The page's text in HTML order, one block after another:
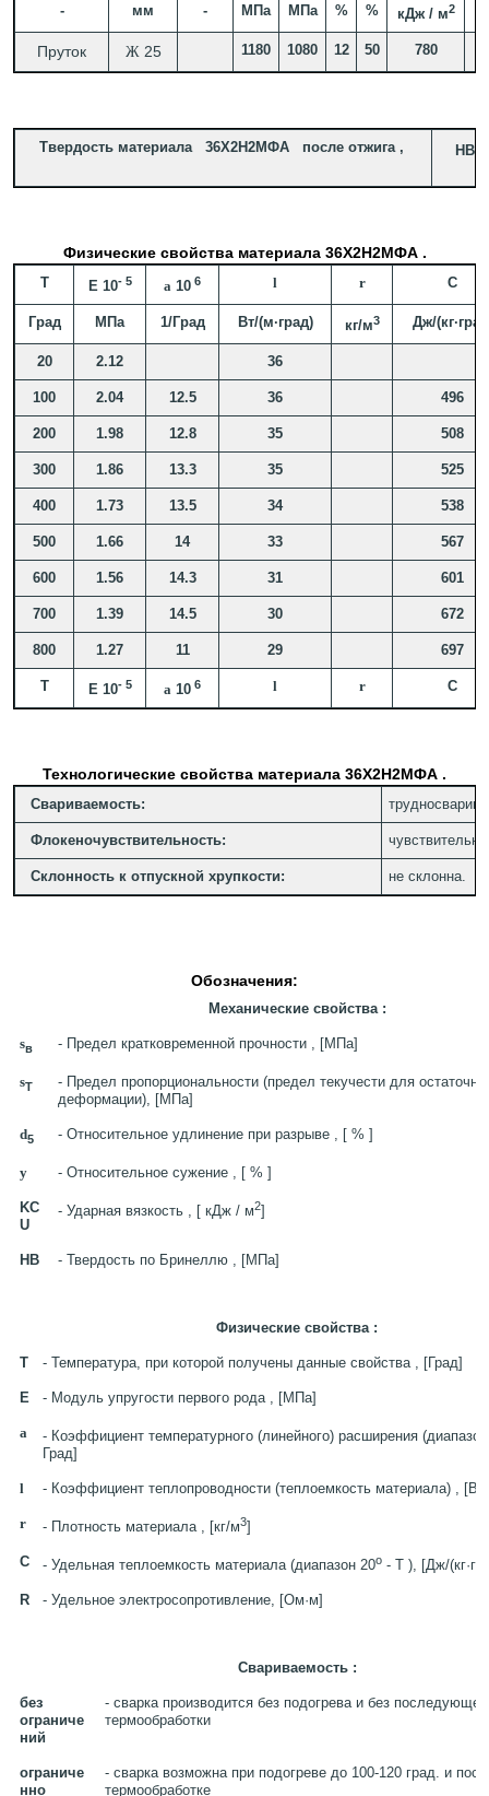
- мм - МПа МПа % % кДж / м2
Пруток Ж 25 1180 1080 12 50 780
Твердость материала 36Х2Н2МФА после отжига , HB
Физические свойства материала 36Х2Н2МФА .
T E 10- 5 a 10 6 l r C
Град МПа 1/Град Вт/(м·град) кг/м3 Дж/
20 2.12 36
100 2.04 12.5 36 496
200 1.98 12.8 35 508
300 1.86 13.3 35 525
400 1.73 13.5 34 538
500 1.66 14 33 567
600 1.56 14.3 31 601
700 1.39 14.5 30 672
800 1.27 11 29 697
T E 10- 5 a 10 6 l r C
Технологические свойства материала 36Х2Н2МФА .
Свариваемость:
Флокеночувствительность:
Склонность к отпускной хрупкости: не склонна.
Обозначения:
Механические свойства :
sв - Предел кратковременной прочности , [МПа]
sT
- Предел пропорциональности (предел текучести для
деформации), [МПа]
d5 - Относительное удлинение при разрыве , [ % ]
y - Относительное сужение , [ % ]
KC
U
- Ударная вязкость , [ кДж / м2]
HB - Твердость по Бринеллю , [МПа]
Физические свойства :
T - Температура, при которой получены данные свойства , [Град]
E - Модуль упругости первого рода , [МПа]
a
- Коэффициент температурного (линейного) расширения
Град]
l - Коэффициент теплопроводности (теплоемкость материала) , [Вт/
r - Плотность материала , [кг/м3]
C - Удельная теплоемкость материала (диапазон 20o - T ), [Дж/
R - Удельное электросопротивление, [Ом·м]
Свариваемость :
без
ограниче
ний
- сварка производится без подогрева и без последующей
термообработки
ограниче
нно
- сварка возможна при подогреве до 100-120 град. и
термообработке